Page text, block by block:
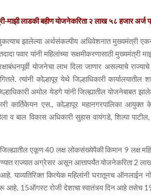
माझी लाडकी बहीण योजनेकरिता २ लाख ५८ हजार
नुकत्याच झालेल्या अर्थसंकल्पीय अधिवेशनात मुख्यमंत्री
पवार यांनी महिलांच्या सक्षमीकरणासाठी मुख्यमंत्री
योजनेचा लाभ दिला जाणार असल्याचे
त्यांनी कोल्हापूर येथे जिल्हाधिकारी कार्यालयातील
अमोल येडगे यांनी जिल्ह्यातील योजनेबाबत
कार्तिकेयन एस., कोल्हापूर महानगरपालिका आयुक्त
व बाल विकास अधिकारी सुहास वायंगडे, शिल्पा
एकूण 40 लक्ष लोकसंख्येपैकी किमान 9 लक्ष
राज्यात अग्रेसर असून आत्तापर्यंत योजनेकरिता 2
याव्यतिरिक्त कित्येक महिलांनी घरातूनच ऑनलाईन
आहे. 15ऑगस्ट रोजी देशाचा स्वातंत्र्य दिन आहे तसेच